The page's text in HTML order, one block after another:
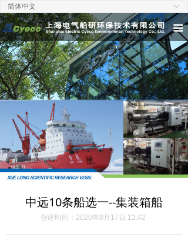
끀
首页
关于我们
新闻中心
陆用产品
船用产品
工程服务
联系我们
ꀅ
简体中文
中远10条船选一--集装箱船
创建时间： 2020年8月17日 12:42